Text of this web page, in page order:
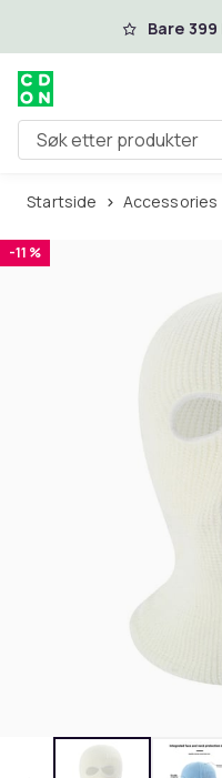
Hopp til Bare
Søk etter produkter
Startside Accessories
-11 %